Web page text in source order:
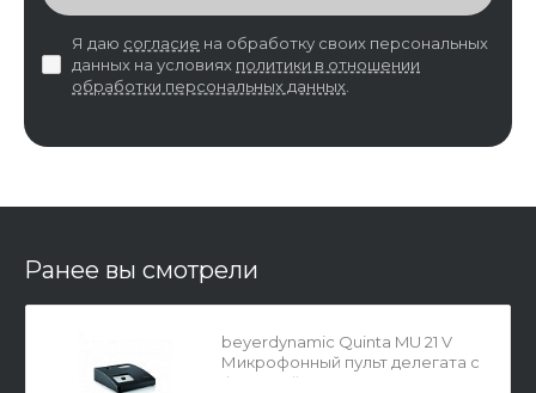
Я даю согласие на обработку своих персональных
данных на условиях политики в отношении
обработки персональных данных
Ранее вы смотрели
beyerdynamic Quinta MU 21 V
Микрофонный пульт делегата с
функцией голосования